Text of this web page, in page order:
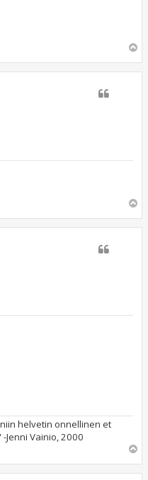
ö
ö
helvetin onnellinen et
Vainio, 2000
ö